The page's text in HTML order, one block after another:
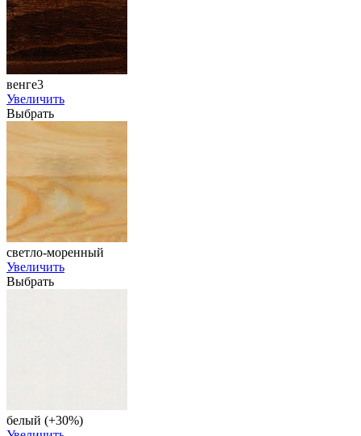
венге3
Увеличить
Выбрать
светло-моренный
Увеличить
Выбрать
белый (+30%)